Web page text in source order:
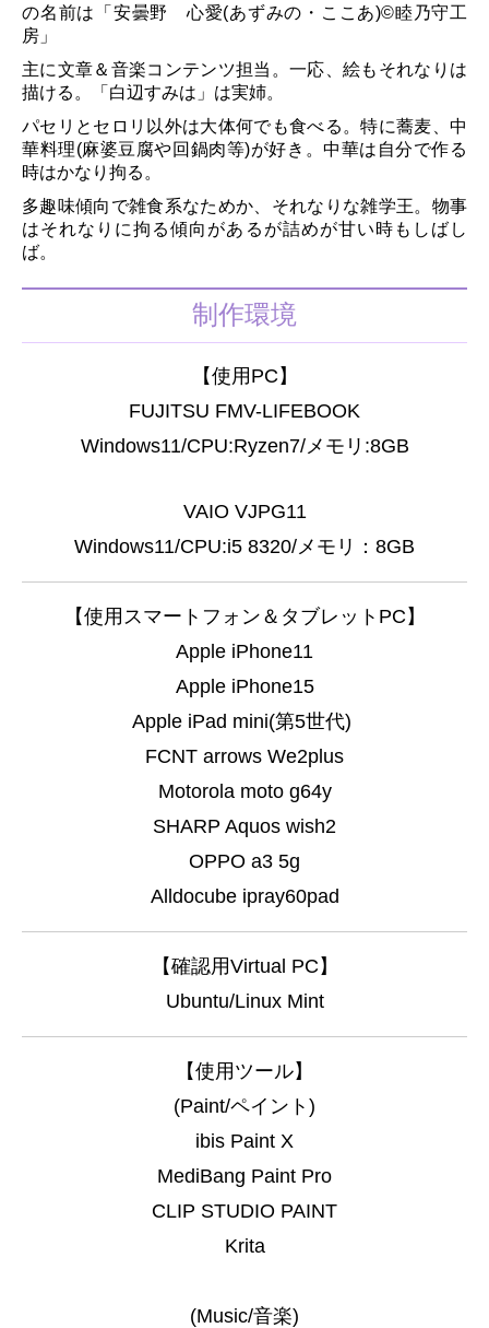
の名前は
「安曇野 心愛(あずみの・ここあ)©️睦乃守工
房」
主に文章＆音楽コンテンツ担当。一応、絵もそれなりは
描ける。
「白辺すみは」は実姉。
パセリとセロリ以外は大体何でも食べる。特に蕎麦、中
華料理(麻婆豆腐や回鍋肉等)が好き。中華は自分で作る
時はかなり拘る。
多趣味傾向で雑食系なためか、それなりな雑学王。 物事
はそれなりに拘る傾向があるが詰めが甘い時もしばし
ば。
制作環境
【使用PC】
FUJITSU FMV-LIFEBOOK
Windows11/CPU:Ryzen7/メモリ:8GB
VAIO VJPG11
Windows11/CPU:i5 8320/メモリ：8GB
【使用スマートフォン＆タブレットPC】
Apple iPhone11
Apple iPhone15
Apple iPad mini(第5世代)
FCNT arrows We2plus
Motorola moto g64y
SHARP Aquos wish2
OPPO a3 5g
Alldocube ipray60pad
【確認用Virtual PC】
Ubuntu/Linux Mint
【使用ツール】
(Paint/ペイント)
ibis Paint X
MediBang Paint Pro
CLIP STUDIO PAINT
Krita
(Music/音楽)